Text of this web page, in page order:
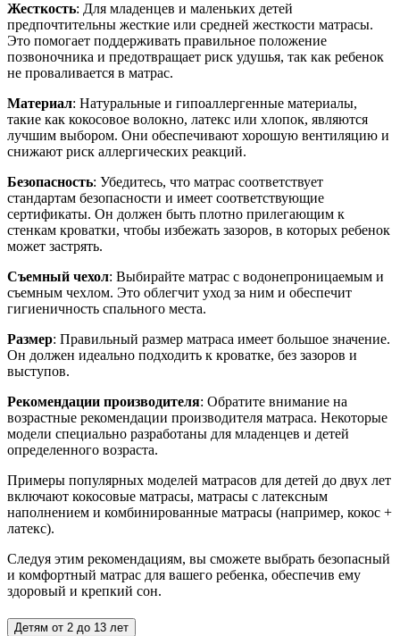
Жесткость: Для младенцев и маленьких детей
предпочтительны жесткие или средней жесткости матрасы.
Это помогает поддерживать правильное положение
позвоночника и предотвращает риск удушья, так как ребенок
не проваливается в матрас.
Материал: Натуральные и гипоаллергенные материалы,
такие как кокосовое волокно, латекс или хлопок, являются
лучшим выбором. Они обеспечивают хорошую вентиляцию и
снижают риск аллергических реакций.
Безопасность: Убедитесь, что матрас соответствует
стандартам безопасности и имеет соответствующие
сертификаты. Он должен быть плотно прилегающим к
стенкам кроватки, чтобы избежать зазоров, в которых ребенок
может застрять.
Съемный чехол: Выбирайте матрас с водонепроницаемым и
съемным чехлом. Это облегчит уход за ним и обеспечит
гигиеничность спального места.
Размер: Правильный размер матраса имеет большое значение.
Он должен идеально подходить к кроватке, без зазоров и
выступов.
Рекомендации производителя: Обратите внимание на
возрастные рекомендации производителя матраса. Некоторые
модели специально разработаны для младенцев и детей
определенного возраста.
Примеры популярных моделей матрасов для детей до двух лет
включают кокосовые матрасы, матрасы с латексным
наполнением и комбинированные матрасы (например, кокос +
латекс).
Следуя этим рекомендациям, вы сможете выбрать безопасный
и комфортный матрас для вашего ребенка, обеспечив ему
здоровый и крепкий сон.
Детям от 2 до 13 лет